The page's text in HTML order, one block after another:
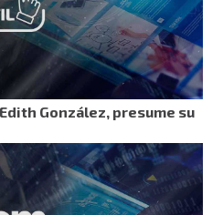
González, presume su